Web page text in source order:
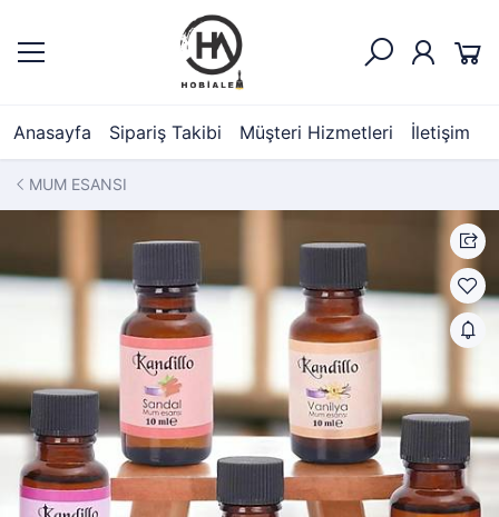
Anasayfa Sipariş Takibi Müşteri Hizmetleri İletişim
MUM ESANSI